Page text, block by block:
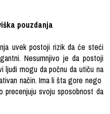
pouzdanja
uvek postoji rizik da će steći
Nesumnjivo je da postoji
ljudi mogu da počnu da utiču na
način. Ima li šta gore nego
precenjuju svoju sposobnost da